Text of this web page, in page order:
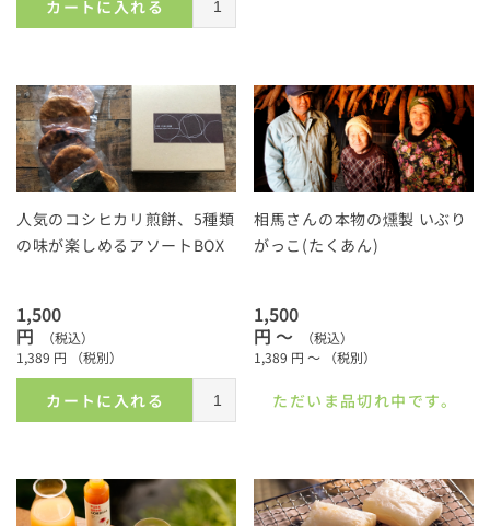
カートに入れる
人気のコシヒカリ煎餅、5種類
の味が楽しめるアソートBOX
1,500
円
（税込）
1,389 円 （税別）
カートに入れる
相馬さんの本物の燻製 いぶり
がっこ(たくあん)
1,500
円 ～
（税込）
1,389 円 ～ （税別）
ただいま品切れ中です。